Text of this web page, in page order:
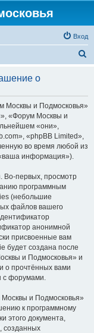
Вход
с
о
Москвы и Подмосковья»
«Форум Москвы и
«они»,
«phpBB Limited»,
во время любой из
информация»).
Во-первых, просмотр
программным
(небольшие
файлов вашего
анонимной
присвоенные вам
будет создана после
и Подмосковья» и
о прочтённых вами
с форумами.
и Подмосковья»
к программному
этого документа,
созданных